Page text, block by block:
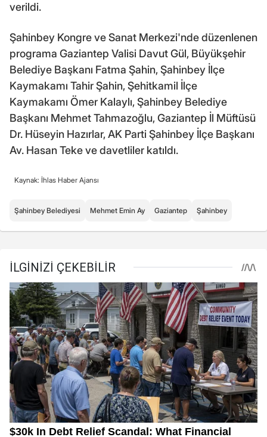
verildi.
Şahinbey Kongre ve Sanat Merkezi'nde düzenlenen
programa Gaziantep Valisi Davut Gül, Büyükşehir
Belediye Başkanı Fatma Şahin, Şahinbey İlçe
Kaymakamı Tahir Şahin, Şehitkamil İlçe
Kaymakamı Ömer Kalaylı, Şahinbey Belediye
Başkanı Mehmet Tahmazoğlu, Gaziantep İl Müftüsü
Dr. Hüseyin Hazırlar, AK Parti Şahinbey İlçe Başkanı
Av. Hasan Teke ve davetliler katıldı.
Kaynak: İhlas Haber Ajansı
Şahinbey Belediyesi Mehmet Emin Ay Gaziantep Şahinbey